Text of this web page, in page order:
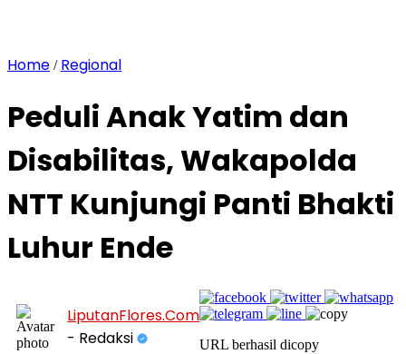
Home / Regional
Peduli Anak Yatim dan
Disabilitas, Wakapolda
NTT Kunjungi Panti Bhakti
Luhur Ende
LiputanFlores.Com
- Redaksi
URL berhasil dicopy